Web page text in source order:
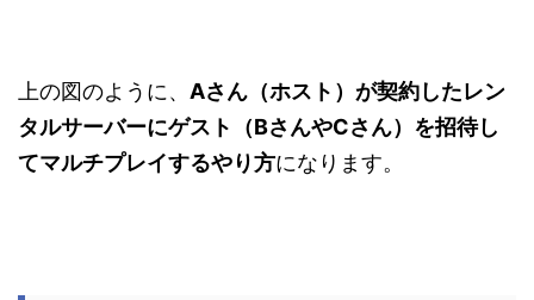
上の図のように、 Aさん（ホスト）が契約したレン
タルサーバーにゲスト（BさんやCさん）を招待し
てマルチプレイするやり方になります。